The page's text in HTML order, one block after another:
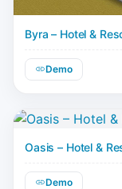
Byra – Hotel &
Demo
Oasis – Hotel &
Demo